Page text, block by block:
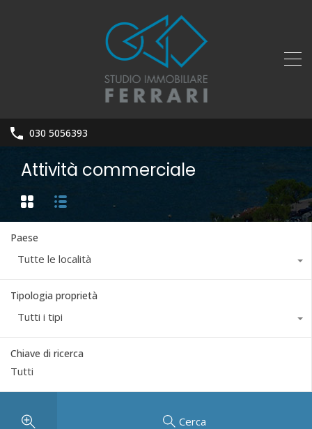
030 5056393
Attività commerciale
Paese
Tutte le località
Tipologia proprietà
Tutti i tipi
Chiave di ricerca
Cerca